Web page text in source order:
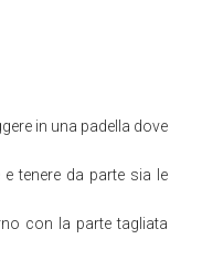
in una padella dove
tenere da parte sia le
con la parte tagliata